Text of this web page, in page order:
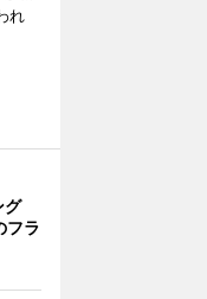
れ
グ
フラ